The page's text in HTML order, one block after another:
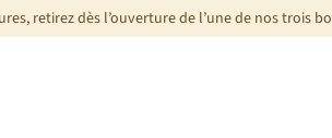
retirez dès l’ouverture de l’une de nos trois